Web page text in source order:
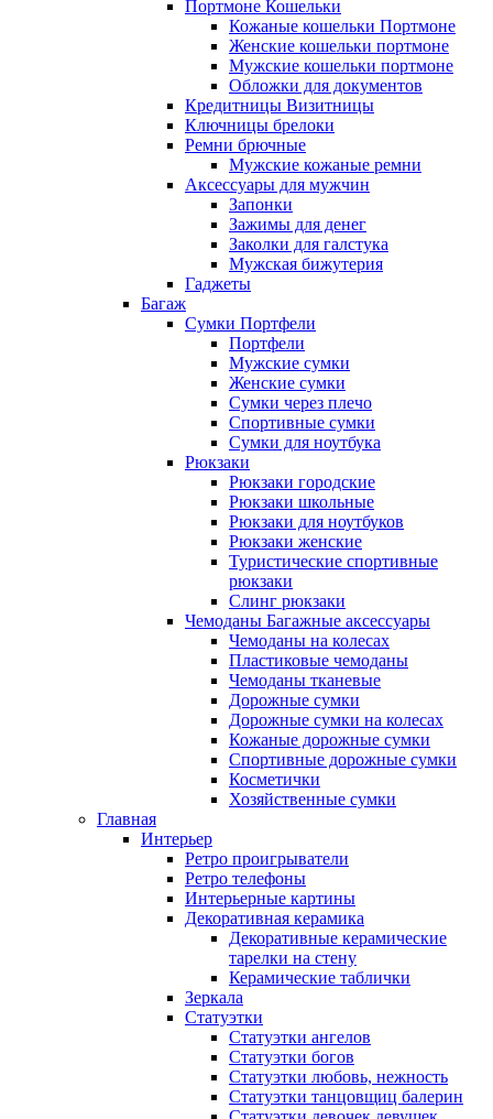
Портмоне Кошельки
Кожаные кошельки Портмоне
Женские кошельки портмоне
Мужские кошельки портмоне
Обложки для документов
Кредитницы Визитницы
Ключницы брелоки
Ремни брючные
Мужские кожаные ремни
Аксессуары для мужчин
Запонки
Зажимы для денег
Заколки для галстука
Мужская бижутерия
Гаджеты
Багаж
Сумки Портфели
Портфели
Мужские сумки
Женские сумки
Сумки через плечо
Спортивные сумки
Сумки для ноутбука
Рюкзаки
Рюкзаки городские
Рюкзаки школьные
Рюкзаки для ноутбуков
Рюкзаки женские
Туристические спортивные
рюкзаки
Слинг рюкзаки
Чемоданы Багажные аксессуары
Чемоданы на колесах
Пластиковые чемоданы
Чемоданы тканевые
Дорожные сумки
Дорожные сумки на колесах
Кожаные дорожные сумки
Спортивные дорожные сумки
Косметички
Хозяйственные сумки
Главная
Интерьер
Ретро проигрыватели
Ретро телефоны
Интерьерные картины
Декоративная керамика
Декоративные керамические
тарелки на стену
Керамические таблички
Зеркала
Статуэтки
Статуэтки ангелов
Статуэтки богов
Статуэтки любовь, нежность
Статуэтки танцовщиц балерин